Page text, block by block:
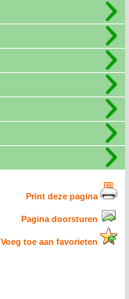
Print deze pagina
Pagina doorsturen
Voeg toe aan favorieten